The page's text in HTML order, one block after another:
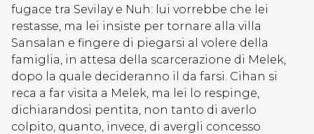
fugace tra Sevilay e Nuh: lui vorrebbe che lei
restasse, ma lei insiste per tornare alla villa
Sansalan e fingere di piegarsi al volere della
famiglia, in attesa della scarcerazione di Melek,
dopo la quale decideranno il da farsi. Cihan si
reca a far visita a Melek, ma lei lo respinge,
dichiarandosi pentita, non tanto di averlo
colpito, quanto, invece, di avergli concesso